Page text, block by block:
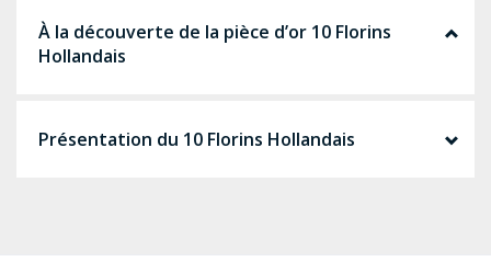
À la découverte de la pièce d’or 10 Florins
Hollandais
Présentation du 10 Florins Hollandais